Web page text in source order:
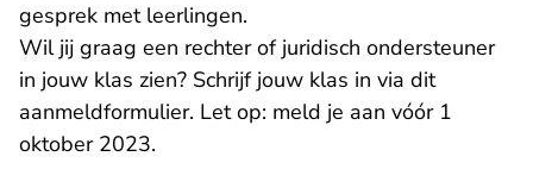
gesprek met leerlingen.
Wil jij graag een rechter of juridisch ondersteuner
in jouw klas zien? Schrijf jouw klas in via dit
aanmeldformulier- U verlaat Rechtspraak.nl
. Let op: meld je aan vóór 1
oktober 2023.